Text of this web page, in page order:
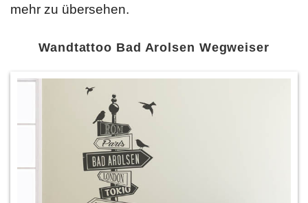
mehr zu übersehen.
Wandtattoo Bad Arolsen Wegweiser